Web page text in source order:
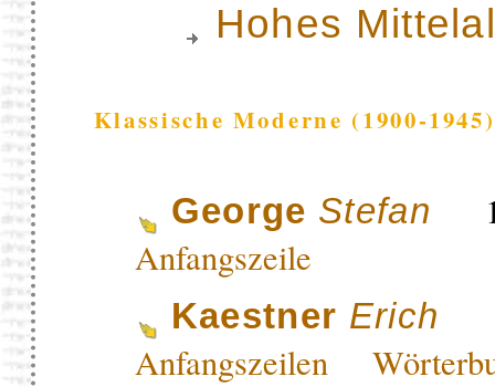
Hohes
Klassische Moderne (1900-1945)
George Stefan
Anfangszeile
Kaestner Erich
Anfangszeilen